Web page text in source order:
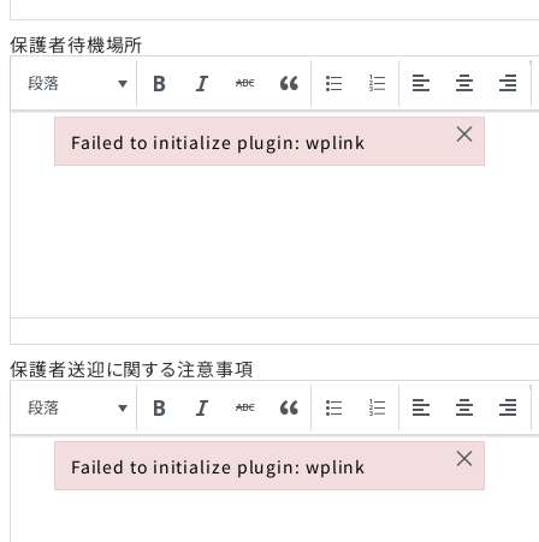
保護者待機場所
段落
保護者送迎に関する注意事項
段落
Failed to initialize plugin: wplink ×
Failed to initialize plugin: wplink
Failed to initialize plugin: wplink ×
Failed to initialize plugin: wplink